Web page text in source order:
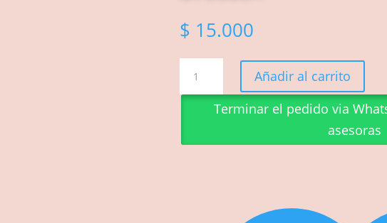
$ 15.000
Clase
2
la
Añadir al carrito
Terminar el pedido via
asesoras